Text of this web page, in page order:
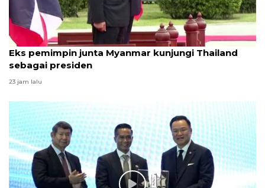
Eks pemimpin junta Myanmar kunjungi Thailand
sebagai presiden
23 jam lalu